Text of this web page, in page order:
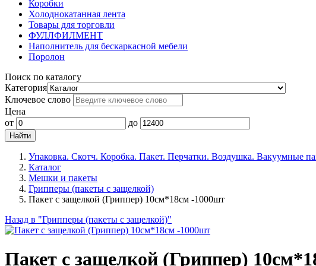
Коробки
Холоднокатанная лента
Товары для торговли
ФУЛЛФИЛМЕНТ
Наполнитель для бескаркасной мебели
Поролон
Поиск по каталогу
Категория
Ключевое слово
Цена
от
до
Упаковка. Скотч. Коробка. Пакет. Перчатки. Воздушка. Вакуумные
Каталог
Мешки и пакеты
Грипперы (пакеты с защелкой)
Пакет с защелкой (Гриппер) 10см*18см -1000шт
Назад в "Грипперы (пакеты с защелкой)"
Пакет с защелкой (Гриппер)